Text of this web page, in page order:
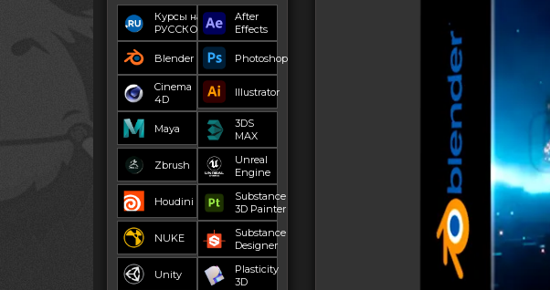
Курсы на
РУССКОМ
After
Effects
Blender Photoshop
Cinema
4D
Illustrator
Maya
3DS
MAX
Zbrush
Unreal
Engine
Houdini
Substance
3D Painter
NUKE
Substance
Designer
Unity
Plasticity
3D